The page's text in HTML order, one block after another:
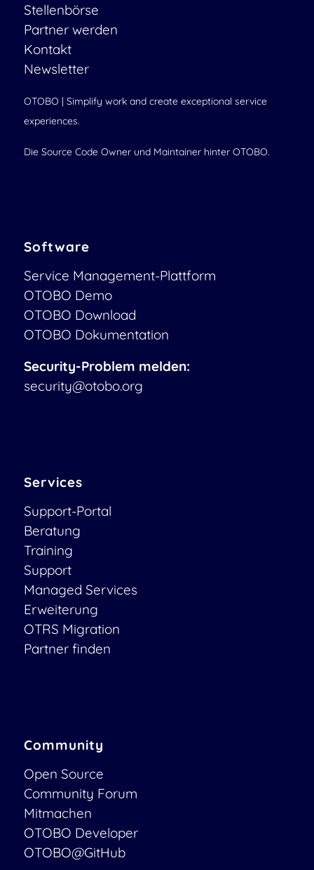
Stellenbörse
Partner werden
Kontakt
Newsletter
OTOBO | Simplify work and create exceptional service
experiences.
Die Source Code Owner und Maintainer hinter OTOBO.
Software
Service Management-Plattform
OTOBO Demo
OTOBO Download
OTOBO Dokumentation
Security-Problem melden:
security@otobo.org
Services
Support-Portal
Beratung
Training
Support
Managed Services
Erweiterung
OTRS Migration
Partner finden
Community
Open Source
Community Forum
Mitmachen
OTOBO Developer
OTOBO@GitHub